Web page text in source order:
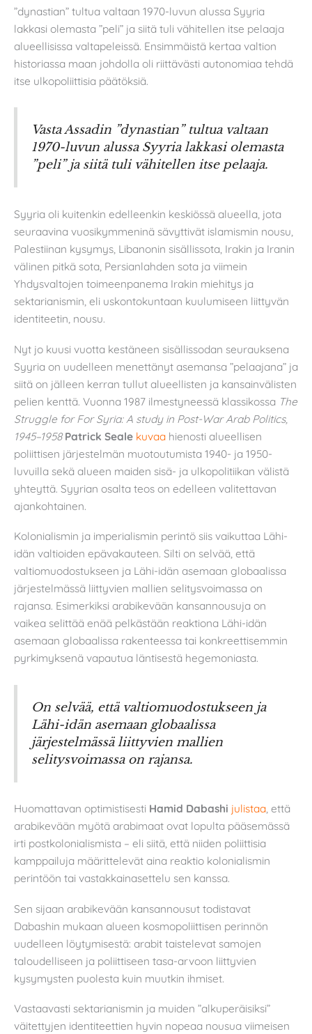
”dynastian” tultua valtaan 1970-luvun alussa Syyria
lakkasi olemasta ”peli” ja siitä tuli vähitellen itse pelaaja
alueellisissa valtapeleissä. Ensimmäistä kertaa valtion
historiassa maan johdolla oli riittävästi autonomiaa tehdä
itse ulkopoliittisia päätöksiä.
Vasta Assadin ”dynastian” tultua valtaan
1970-luvun alussa Syyria lakkasi olemasta
”peli” ja siitä tuli vähitellen itse pelaaja.
Syyria oli kuitenkin edelleenkin keskiössä alueella, jota
seuraavina vuosikymmeninä sävyttivät islamismin nousu,
Palestiinan kysymys, Libanonin sisällissota, Irakin ja Iranin
välinen pitkä sota, Persianlahden sota ja viimein
Yhdysvaltojen toimeenpanema Irakin miehitys ja
sektarianismin, eli uskontokuntaan kuulumiseen liittyvän
identiteetin, nousu.
Nyt jo kuusi vuotta kestäneen sisällissodan seurauksena
Syyria on uudelleen menettänyt asemansa ”pelaajana” ja
siitä on jälleen kerran tullut alueellisten ja kansainvälisten
pelien kenttä. Vuonna 1987 ilmestyneessä klassikossa The
Struggle for For Syria: A study in Post-War Arab Politics,
1945–1958 Patrick Seale kuvaa hienosti alueellisen
poliittisen järjestelmän muotoutumista 1940- ja 1950-
luvuilla sekä alueen maiden sisä- ja ulkopolitiikan välistä
yhteyttä. Syyrian osalta teos on edelleen valitettavan
ajankohtainen.
Kolonialismin ja imperialismin perintö siis vaikuttaa Lähi-
idän valtioiden epävakauteen. Silti on selvää, että
valtiomuodostukseen ja Lähi-idän asemaan globaalissa
järjestelmässä liittyvien mallien selitysvoimassa on
rajansa. Esimerkiksi arabikevään kansannousuja on
vaikea selittää enää pelkästään reaktiona Lähi-idän
asemaan globaalissa rakenteessa tai konkreettisemmin
pyrkimyksenä vapautua läntisestä hegemoniasta.
On selvää, että valtiomuodostukseen ja
Lähi-idän asemaan globaalissa
järjestelmässä liittyvien mallien
selitysvoimassa on rajansa.
Huomattavan optimistisesti Hamid Dabashi julistaa, että
arabikevään myötä arabimaat ovat lopulta pääsemässä
irti postkolonialismista – eli siitä, että niiden poliittisia
kamppailuja määrittelevät aina reaktio kolonialismin
perintöön tai vastakkainasettelu sen kanssa.
Sen sijaan arabikevään kansannousut todistavat
Dabashin mukaan alueen kosmopoliittisen perinnön
uudelleen löytymisestä: arabit taistelevat samojen
taloudelliseen ja poliittiseen tasa-arvoon liittyvien
kysymysten puolesta kuin muutkin ihmiset.
Vastaavasti sektarianismin ja muiden ”alkuperäisiksi”
väitettyjen identiteettien hyvin nopeaa nousua viimeisen